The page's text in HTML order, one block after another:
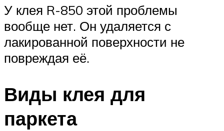
У клея R-850 этой проблемы
вообще нет. Он удаляется с
лакированной поверхности не
повреждая её.
Виды клея для
паркета